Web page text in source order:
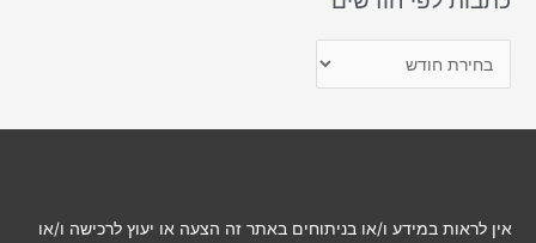
ת
אין לראות במידע ו/או בניתוחים באתר זה הצעה או יעוץ לרכישה ו/או